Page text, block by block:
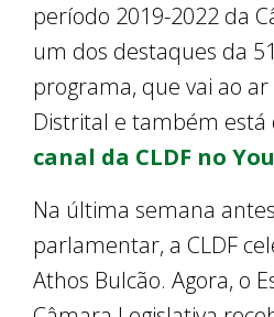
período 2019-2022 da
um dos destaques da
programa, que vai ao
Distrital e também está
canal da CLDF no
Na última semana
parlamentar, a CLDF
Athos Bulcão. Agora, o